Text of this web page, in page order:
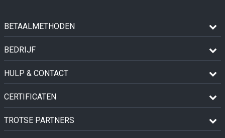
BETAALMETHODEN
BEDRIJF
HULP & CONTACT
CERTIFICATEN
TROTSE PARTNERS